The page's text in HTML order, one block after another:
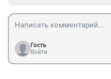
Гость
Войти